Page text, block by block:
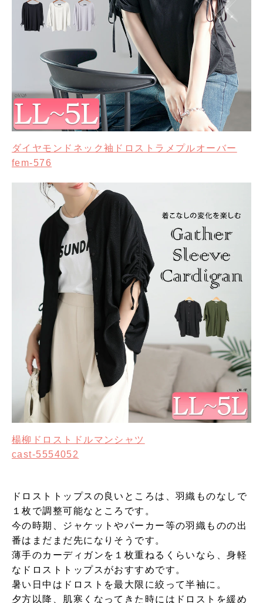
ダイヤモンドネック袖ドロストラメプルオーバー
fem-576
楊柳ドロストドルマンシャツ
cast-5554052
ドロストトップスの良いところは、羽織ものなしで
１枚で調整可能なところです。
今の時期、ジャケットやパーカー等の羽織ものの出
番はまだまだ先になりそうです。
薄手のカーディガンを１枚重ねるくらいなら、身軽
なドロストトップスがおすすめです。
暑い日中はドロストを最大限に絞って半袖に。
夕方以降、肌寒くなってきた時にはドロストを緩め